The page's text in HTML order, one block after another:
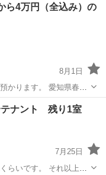
ら4万円（全込み）の
8月1日
。 愛知県春日
古屋駅迄20分ていど。
個室
ナント 残り1室
7月25日
らいです。 それ以上の